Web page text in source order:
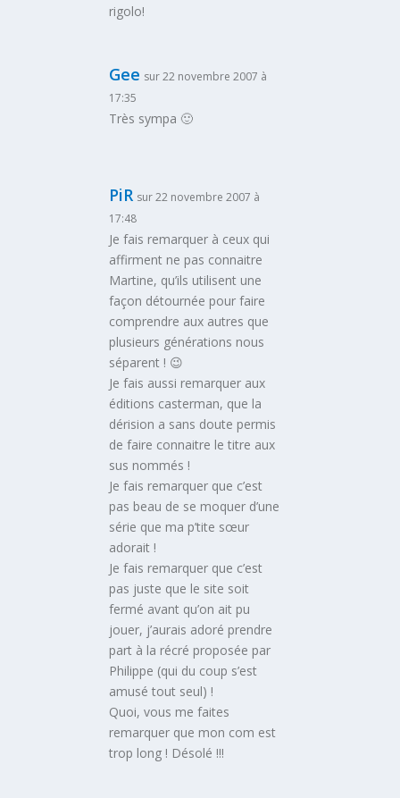
rigolo!
Gee sur 22 novembre 2007 à
17:35
Très sympa 🙂
PiR sur 22 novembre 2007 à
17:48
Je fais remarquer à ceux qui
affirment ne pas connaitre
Martine, qu’ils utilisent une
façon détournée pour faire
comprendre aux autres que
plusieurs générations nous
séparent ! 😉
Je fais aussi remarquer aux
éditions casterman, que la
dérision a sans doute permis
de faire connaitre le titre aux
sus nommés !
Je fais remarquer que c’est
pas beau de se moquer d’une
série que ma p’tite sœur
adorait !
Je fais remarquer que c’est
pas juste que le site soit
fermé avant qu’on ait pu
jouer, j’aurais adoré prendre
part à la récré proposée par
Philippe (qui du coup s’est
amusé tout seul) !
Quoi, vous me faites
remarquer que mon com est
trop long ! Désolé !!!